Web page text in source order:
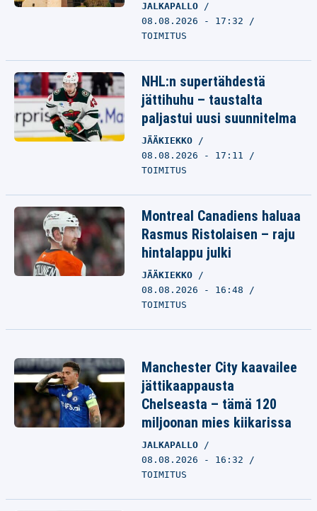
JALKAPALLO
08.08.2026 - 17:32
TOIMITUS
NHL:n supertähdestä
jättihuhu – taustalta
paljastui uusi suunnitelma
JÄÄKIEKKO
08.08.2026 - 17:11
TOIMITUS
Montreal Canadiens haluaa
Rasmus Ristolaisen – raju
hintalappu julki
JÄÄKIEKKO
08.08.2026 - 16:48
TOIMITUS
Manchester City kaavailee
jättikaappausta
Chelseasta – tämä 120
miljoonan mies kiikarissa
JALKAPALLO
08.08.2026 - 16:32
TOIMITUS